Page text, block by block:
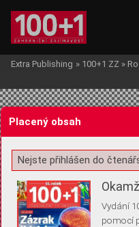
Žádost o souhlas s
Extra Publishing » 100+1 ZZ »
Placený obsah
Nejste přihlášen do
Vydání
pomocí